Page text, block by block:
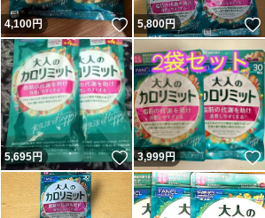
いいね！
4,100円 いいね！
5,800円
いいね！
5,695円 いいね！
3,999円